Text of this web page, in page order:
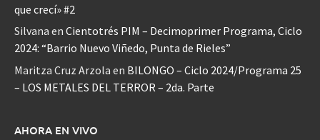
que crecí» #2
Silvana en Cientotrés PIM – Decimoprimer Programa, Ciclo
2024: “Barrio Nuevo Viñedo, Punta de Rieles”
Maritza Cruz Arzola en BILONGO – Ciclo 2024/Programa 25
– LOS METALES DEL TERROR – 2da. Parte
AHORA EN VIVO